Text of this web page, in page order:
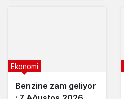
Benzine zam geliyor
Ekonomi